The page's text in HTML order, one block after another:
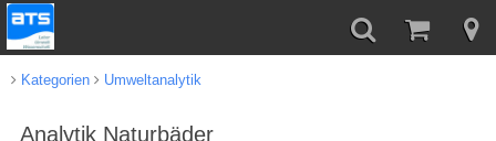
Kategorien Umweltanalytik
Analytik Naturbäder